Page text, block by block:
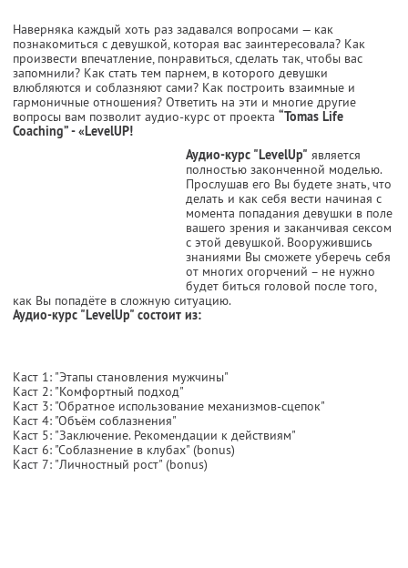
Наверняка каждый хоть раз задавался вопросами — как
познакомиться с девушкой, которая вас заинтересовала? Как
произвести впечатление, понравиться, сделать так, чтобы вас
запомнили? Как стать тем парнем, в которого девушки
влюбляются и соблазняют сами? Как построить взаимные и
гармоничные отношения? Ответить на эти и многие другие
вопросы вам позволит аудио-курс от проекта “Tomas Life
Coaching” - «LevelUP!
Аудио-курс "LevelUp" является
полностью законченной моделью.
Прослушав его Вы будете знать, что
делать и как себя вести начиная с
момента попадания девушки в поле
вашего зрения и заканчивая сексом
с этой девушкой. Вооружившись
знаниями Вы сможете уберечь себя
от многих огорчений – не нужно
будет биться головой после того,
как Вы попадёте в сложную ситуацию.
Аудио-курс "LevelUp" состоит из:
Каст 1: "Этапы становления мужчины"
Каст 2: "Комфортный подход"
Каст 3: "Обратное использование механизмов-сцепок"
Каст 4: "Объём соблазнения"
Каст 5: "Заключение. Рекомендации к действиям"
Каст 6: "Соблазнение в клубах" (bonus)
Каст 7: "Личностный рост" (bonus)